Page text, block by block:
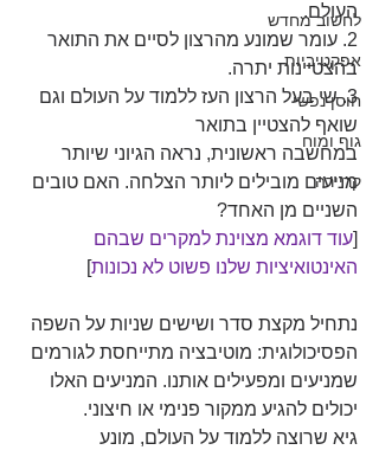
לחשוב מחדש
אפקטיביות
חוסן נפשי
גוף ומוח
קריירה
העולם.
2. עומר שמונע מהרצון לסיים את התואר
בהצטיינות יתרה.
3. שי בעל הרצון העז ללמוד על העולם וגם
שואף להצטיין בתואר
במחשבה ראשונית, נראה הגיוני שיותר
מניעים מובילים ליותר הצלחה. האם טובים
השניים מן האחד?
[עוד דוגמא מצוינת למקרים שבהם
האינטואיציות שלנו פשוט לא נכונות]
נתחיל מקצת סדר ושישים שניות על השפה
הפסיכולוגית: מוטיבציה מתייחסת לגורמים
שמניעים ומפעילים אותנו. המניעים האלו
יכולים להגיע ממקור פנימי או חיצוני.
גיא שרוצה ללמוד על העולם, מונע